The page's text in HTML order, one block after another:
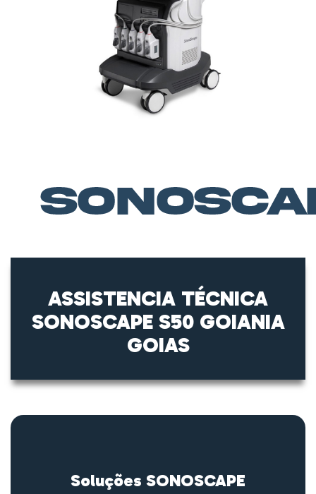
ASSISTENCIA TÉCNICA
SONOSCAPE S50 GOIANIA
GOIAS
Soluções SONOSCAPE